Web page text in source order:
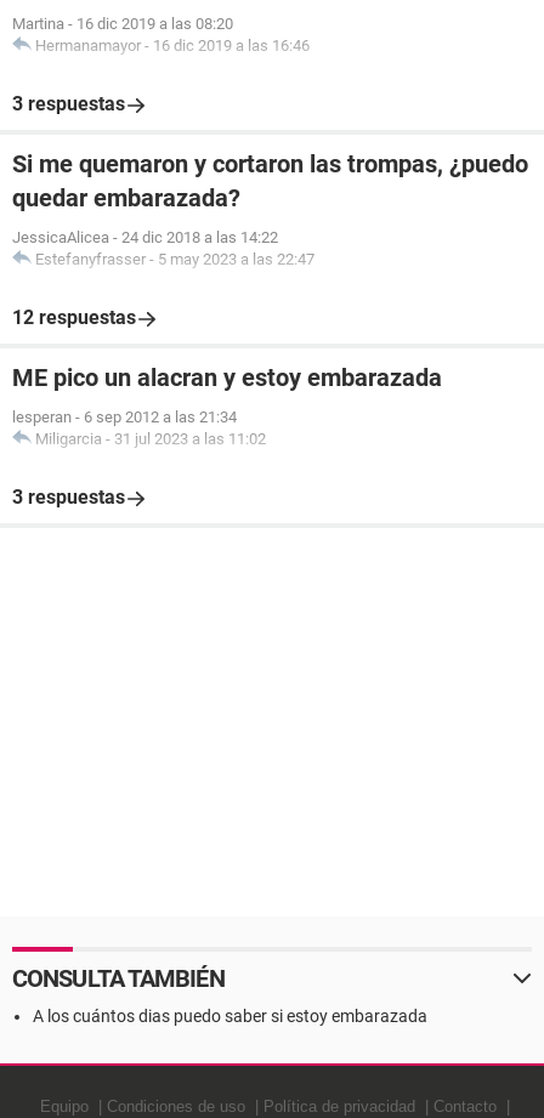
Martina - 16 dic 2019 a las 08:20
Hermanamayor - 16 dic 2019 a las 16:46
3 respuestas
Si me quemaron y cortaron las trompas, ¿puedo
quedar embarazada?
JessicaAlicea - 24 dic 2018 a las 14:22
Estefanyfrasser - 5 may 2023 a las 22:47
12 respuestas
ME pico un alacran y estoy embarazada
lesperan - 6 sep 2012 a las 21:34
Miligarcia - 31 jul 2023 a las 11:02
3 respuestas
CONSULTA TAMBIÉN
A los cuántos dias puedo saber si estoy embarazada
Equipo Condiciones de uso Política de privacidad Contacto